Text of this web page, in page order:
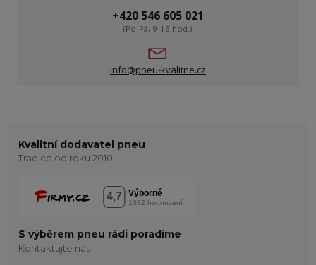
+420 546 605 021
(Po-Pá, 9-16 hod.)
info@pneu-kvalitne.cz
Kvalitní dodavatel pneu
Tradice od roku 2010
S výběrem pneu rádi poradíme
Kontaktujte nás